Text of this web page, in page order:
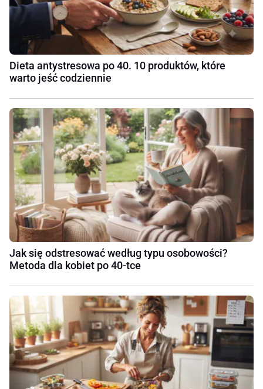
Dieta antystresowa po 40. 10 produktów, które
warto jeść codziennie
Jak się odstresować według typu osobowości?
Metoda dla kobiet po 40-tce